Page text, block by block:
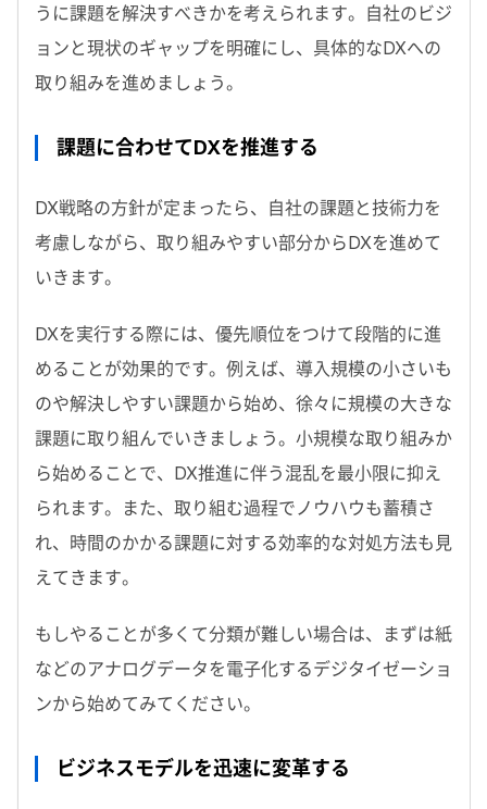
うに課題を解決すべきかを考えられます。自社のビジ
ョンと現状のギャップを明確にし、具体的なDXへの
取り組みを進めましょう。
課題に合わせてDXを推進する
DX戦略の方針が定まったら、自社の課題と技術力を
考慮しながら、取り組みやすい部分からDXを進めて
いきます。
DXを実行する際には、優先順位をつけて段階的に進
めることが効果的です。例えば、導入規模の小さいも
のや解決しやすい課題から始め、徐々に規模の大きな
課題に取り組んでいきましょう。小規模な取り組みか
ら始めることで、DX推進に伴う混乱を最小限に抑え
られます。また、取り組む過程でノウハウも蓄積さ
れ、時間のかかる課題に対する効率的な対処方法も見
えてきます。
もしやることが多くて分類が難しい場合は、まずは紙
などのアナログデータを電子化するデジタイゼーショ
ンから始めてみてください。
ビジネスモデルを迅速に変革する